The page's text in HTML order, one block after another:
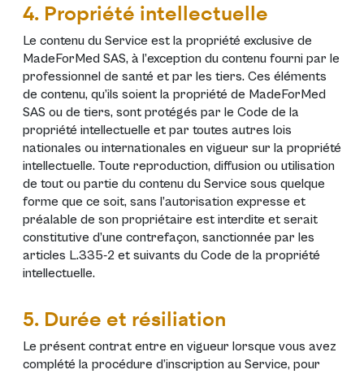
4. Propriété intellectuelle
Le contenu du Service est la propriété exclusive de
MadeForMed SAS, à l’exception du contenu fourni par le
professionnel de santé et par les tiers. Ces éléments
de contenu, qu’ils soient la propriété de MadeForMed
SAS ou de tiers, sont protégés par le Code de la
propriété intellectuelle et par toutes autres lois
nationales ou internationales en vigueur sur la propriété
intellectuelle. Toute reproduction, diffusion ou utilisation
de tout ou partie du contenu du Service sous quelque
forme que ce soit, sans l’autorisation expresse et
préalable de son propriétaire est interdite et serait
constitutive d’une contrefaçon, sanctionnée par les
articles L.335-2 et suivants du Code de la propriété
intellectuelle.
5. Durée et résiliation
Le présent contrat entre en vigueur lorsque vous avez
complété la procédure d’inscription au Service, pour